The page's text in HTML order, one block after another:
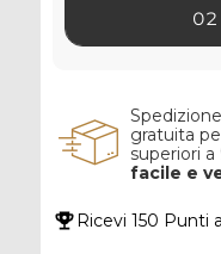
02
gratuita
superiori
facile e
Ricevi 150 Punti